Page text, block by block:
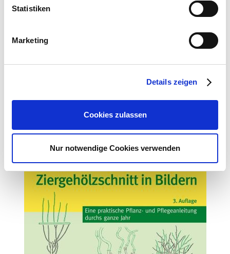
Statistiken
Marketing
Details zeigen
Cookies zulassen
Nur notwendige Cookies verwenden
Hauptstr. 440
E-Mail: info@as-garten.de
garten.de